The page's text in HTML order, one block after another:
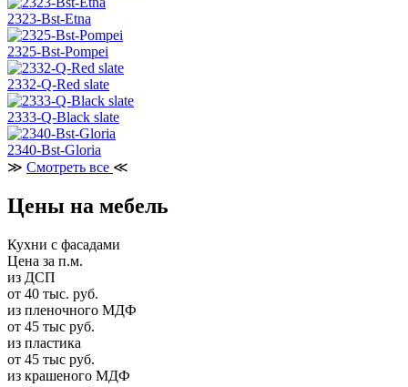
2323-Bst-Etna
2325-Bst-Pompei
2332-Q-Red slate
2333-Q-Black slate
2340-Bst-Gloria
≫ Смотреть все ≪
Цены на мебель
Кухни с фасадами
Цена за п.м.
из ДСП
от 40 тыс. руб.
из пленочного МДФ
от 45 тыс руб.
из пластика
от 45 тыс руб.
из крашеного МДФ